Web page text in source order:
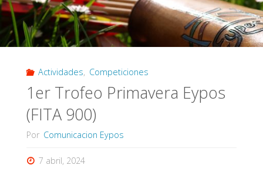
Actividades, Competiciones
1er Trofeo Primavera Eypos
(FITA 900)
Por Comunicacion Eypos
7 abril, 2024